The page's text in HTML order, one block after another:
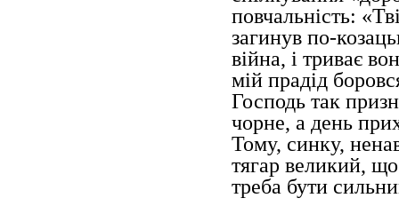
повчальність:
загинув по-
війна, і триває
мій прадід
Господь так
чорне, а день
Тому, синку,
тягар великий,
треба бути